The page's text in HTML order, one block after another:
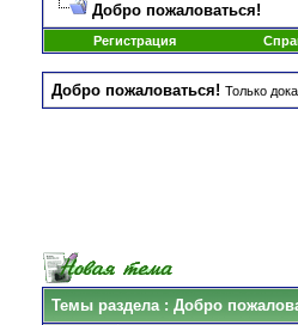
Добро пожаловаться!
Регистрация
Добро пожаловаться! Только
Темы раздела: Добро